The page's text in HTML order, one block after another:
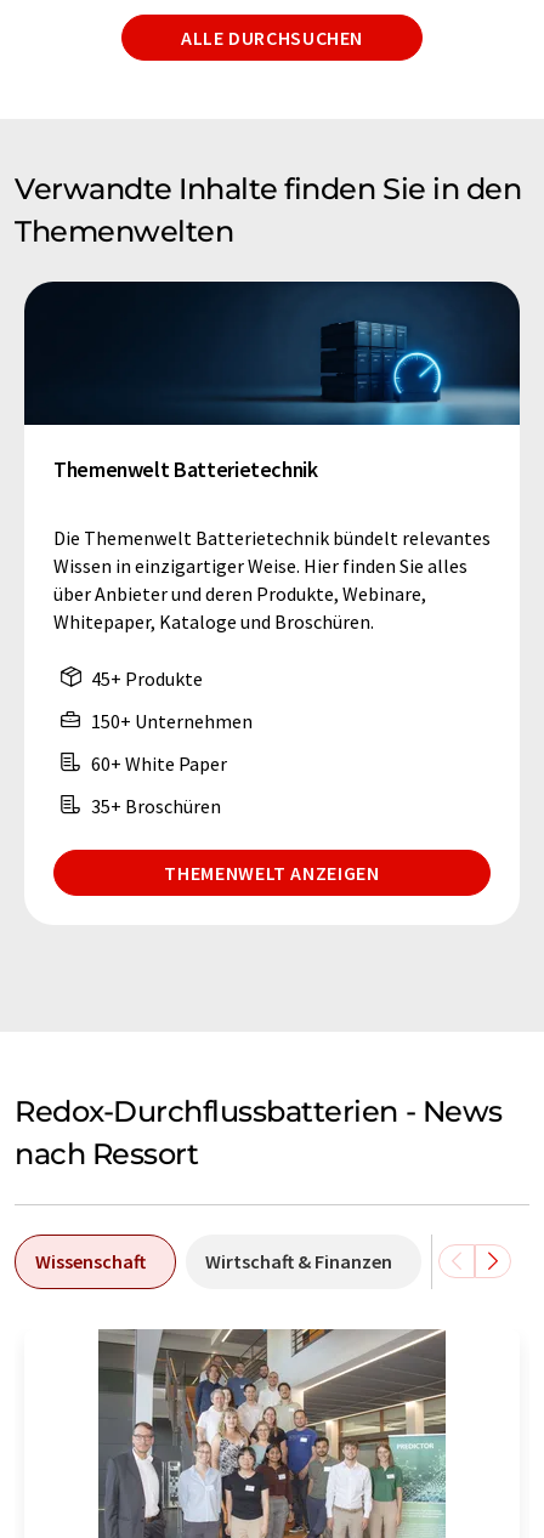
ALLE DURCHSUCHEN
Verwandte Inhalte finden Sie in den
Themenwelten
Themenwelt Batterietechnik
Die Themenwelt Batterietechnik bündelt relevantes
Wissen in einzigartiger Weise. Hier finden Sie alles
über Anbieter und deren Produkte, Webinare,
Whitepaper, Kataloge und Broschüren.
45+ Produkte
150+ Unternehmen
60+ White Paper
35+ Broschüren
THEMENWELT ANZEIGEN
Redox-Durchflussbatterien - News
nach Ressort
Wissenschaft Wirtschaft & Finanzen